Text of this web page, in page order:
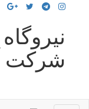
شرکت